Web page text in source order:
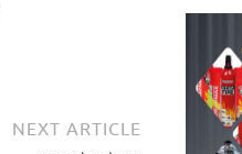
NEXT ARTICLE